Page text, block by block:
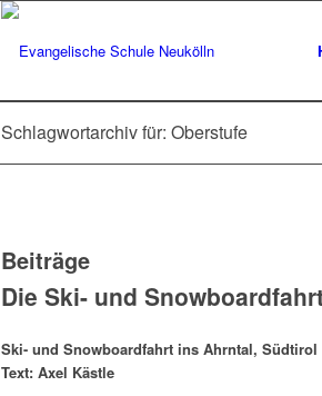
Schlagwortarchiv für: Oberstufe
Beiträge
Die Ski- und
Ski- und Snowboardfahrt ins Ahrntal, Südtirol
Text: Axel Kästle